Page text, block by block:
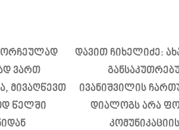
ვართ
მივაღწევთ
წელში
დავით ჩიხელიძე:
ივანიშვილის
დიალოგს არა